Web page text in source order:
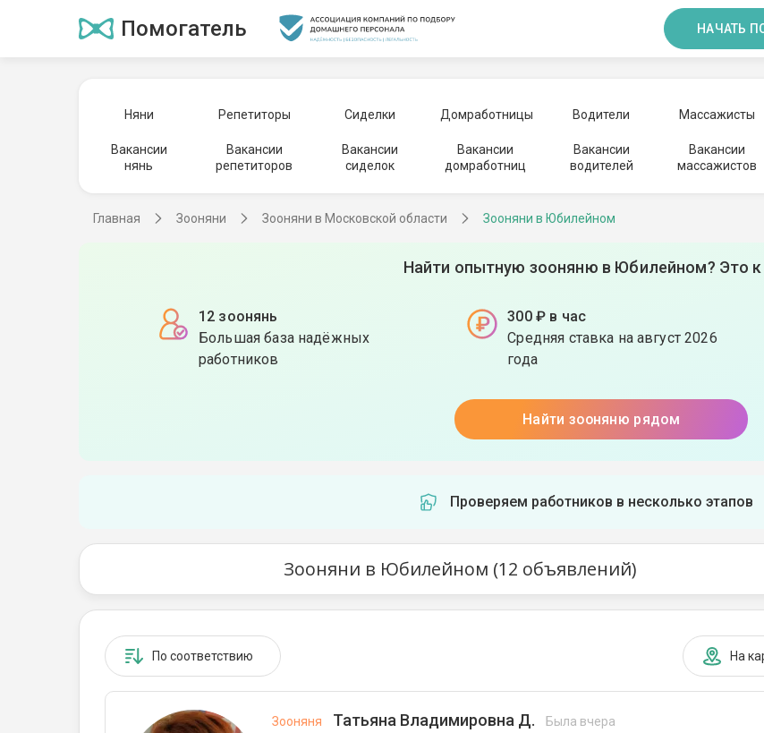
Помогатель НАЧАТЬ
Няни Репетиторы Сиделки Домработницы Водители Массажисты
Вакансии
нянь
Вакансии
репетиторов
Вакансии
сиделок
Вакансии
домработниц
Вакансии
водителей
Вакансии
массажистов
Главная Зооняни Зооняни в Московской области Зооняни в Юбилейном
Найти опытную зооняню в Юбилейном? Это
12 зоонянь
Большая база надёжных
работников
300 ₽ в час
Средняя ставка на август 2026
года
Найти зооняню рядом
Проверяем работников в несколько этапов
Зооняни в Юбилейном (12 объявлений)
По соответствию На
Зооняня Татьяна Владимировна Д. Была вчера